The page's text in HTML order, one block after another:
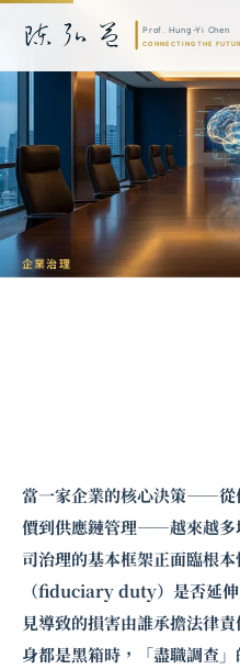
企業治理
當一家企業的核心決策——從
價到供應鏈管理——越來越多
司治理的基本框架正面臨根
（fiduciary duty）是否延
見導致的損害由誰承擔法律
身都是黑箱時，「盡職調查